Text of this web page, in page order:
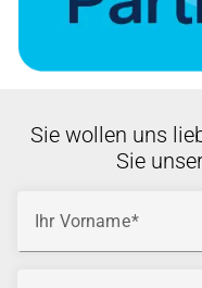
Sie wollen uns
Sie
Ihr Vorname